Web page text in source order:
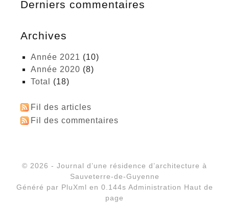
Derniers commentaires
Archives
année 2021 (10)
année 2020 (8)
total (18)
Fil des articles
Fil des commentaires
© 2026 - Journal d’une résidence d’architecture à
Sauveterre-de-Guyenne
Généré par PluXml en 0.144s Administration Haut de
page